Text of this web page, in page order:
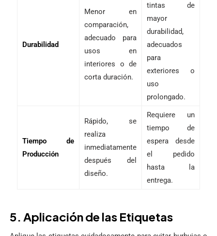
Durabilidad
Menor en
comparación,
adecuado para
usos en
interiores o de
corta duración.
tintas de
mayor
durabilidad,
adecuados
para
exteriores o
uso
prolongado.
Tiempo de
Producción
Rápido, se
realiza
inmediatamente
después del
diseño.
Requiere un
tiempo de
espera desde
el pedido
hasta la
entrega.
5. Aplicación de las Etiquetas